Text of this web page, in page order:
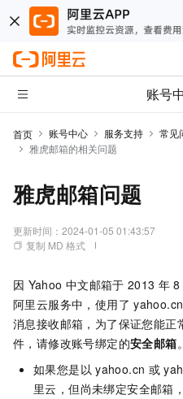
账号
首页 账号中心 服务支持 常见
雅虎邮箱的相关问题
雅虎邮箱问题
更新时间： 2024-01-05 01:43:57
复制 MD 格式
因 Yahoo 中文邮箱于 2013 年 8
阿里云服务中，使用了 yahoo.cn
消息接收邮箱，为了保证您能正
件，请修改账号绑定的安全邮箱。
如果您是以 yahoo.cn 或
里云，但尚未绑定安全邮箱